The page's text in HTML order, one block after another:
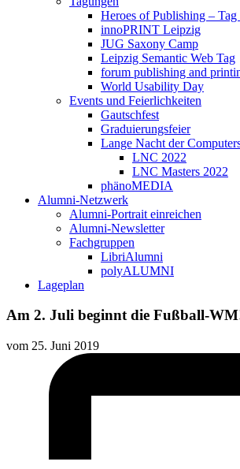
Heroes of Publishing – Tag
innoPRINT Leipzig
JUG Saxony Camp
Leipzig Semantic Web Tag
forum publishing and
World Usability Day
Events und Feierlichkeiten
Gautschfest
Graduierungsfeier
Lange Nacht der
LNC 2022
LNC Masters 2022
phänoMEDIA
Alumni-Netzwerk
Alumni-Portrait einreichen
Alumni-Newsletter
Fachgruppen
LibriAlumni
polyALUMNI
Lageplan
Am 2. Juli beginnt die Fußball-
vom 25. Juni 2019